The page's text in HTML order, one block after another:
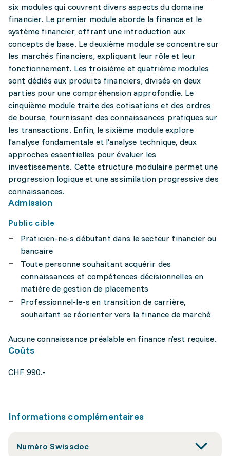
six modules qui couvrent divers aspects du domaine
financier. Le premier module aborde la finance et le
système financier, offrant une introduction aux
concepts de base. Le deuxième module se concentre sur
les marchés financiers, expliquant leur rôle et leur
fonctionnement. Les troisième et quatrième modules
sont dédiés aux produits financiers, divisés en deux
parties pour une compréhension approfondie. Le
cinquième module traite des cotisations et des ordres
de bourse, fournissant des connaissances pratiques sur
les transactions. Enfin, le sixième module explore
l'analyse fondamentale et l'analyse technique, deux
approches essentielles pour évaluer les
investissements. Cette structure modulaire permet une
progression logique et une assimilation progressive des
connaissances.
Admission
Public cible
Praticien-ne-s débutant dans le secteur financier ou
bancaire
Toute personne souhaitant acquérir des
connaissances et compétences décisionnelles en
matière de gestion de placements
Professionnel-le-s en transition de carrière,
souhaitant se réorienter vers la finance de marché
Aucune connaissance préalable en finance n’est requise.
Coûts
CHF 990.-
Informations complémentaires
Numéro Swissdoc